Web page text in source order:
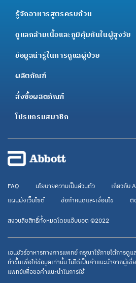
รู้จักอาหารสูตรครบถ้วน
ดูแลกล้ามเนื้อและภูมิคุ้มกันในผู้สูงวัย
ข้อมูลน่ารู้ในการดูแลผู้ป่วย
ผลิตภัณฑ์
สั่งซื้อผลิตภัณฑ์
โปรแกรมสมาชิก
FAQ นโยบายความเป็นส่วนตัว
เกี่ยวกับ
แผนผังเว็บไซต์
ข้อกำหนดและเงื่อนไข ติ
สงวนลิขสิทธิ์ทั้งหมดโดยแอ๊บบอต ©2022
เอนชัวร์อาหารทางการแพทย์ กรุณาใช้ภายใต้การดู
ทำขึ้นเพื่อให้ข้อมูลเท่านั้น ไม่ได้เป็นคำแนะนำจากผู้
แพทย์เพื่อขอคำแนะนำในการใช้